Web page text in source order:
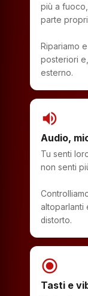
più a
parte
Ripariamo
posteriori
esterno.
volume_up
Audio,
Tu senti
non senti
altoparlanti
distorto.
radio_button_checked
Tasti e